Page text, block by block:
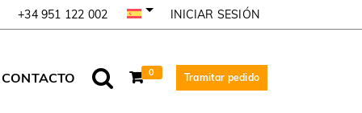
+34 951 122 002 INICIAR SESIÓN
CONTACTO 0 Tramitar pedido